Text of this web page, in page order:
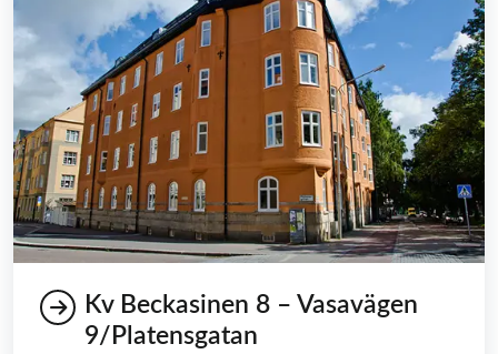
Kv Beckasinen 8 – Vasavägen
9/Platensgatan